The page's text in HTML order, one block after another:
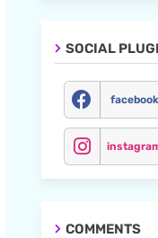
SOCIAL
facebook
COMMENTS